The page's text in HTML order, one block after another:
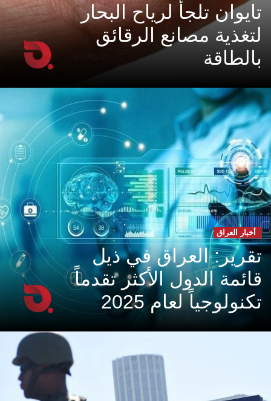
تايوان تلجأ لرياح البحار
لتغذية مصانع الرقائق
بالطاقة
أخبار العراق
تقرير: العراق في ذيل
قائمة الدول الأكثر تقدماً
تكنولوجياً لعام 2025